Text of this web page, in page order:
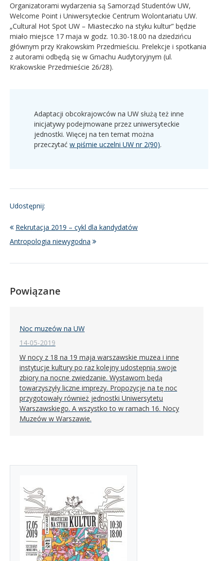
Organizatorami wydarzenia są Samorząd Studentów UW,
Welcome Point i Uniwersyteckie Centrum Wolontariatu UW.
„Cultural Hot Spot UW – Miasteczko na styku kultur” będzie
miało miejsce 17 maja w godz. 10.30-18.00 na dziedzińcu
głównym przy Krakowskim Przedmieściu. Prelekcje i spotkania
z autorami odbędą się w Gmachu Audytoryjnym (ul.
Krakowskie Przedmieście 26/28).
Adaptacji obcokrajowców na UW służą też inne
inicjatywy podejmowane przez uniwersyteckie
jednostki. Więcej na ten temat można
przeczytać w piśmie uczelni UW nr 2(90).
Udostępnij:
Rekrutacja 2019 – cykl dla kandydatów
Antropologia niewygodna
Powiązane
Noc muzeów na UW
14-05-2019
W nocy z 18 na 19 maja warszawskie muzea i inne
instytucje kultury po raz kolejny udostępnią swoje
zbiory na nocne zwiedzanie. Wystawom będą
towarzyszyły liczne imprezy. Propozycje na tę noc
przygotowały również jednostki Uniwersytetu
Warszawskiego. A wszystko to w ramach 16. Nocy
Muzeów w Warszawie.